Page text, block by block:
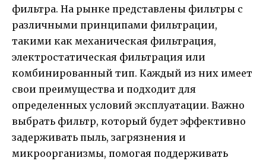
фильтра. На рынке представлены фильтры с
различными принципами фильтрации,
такими как механическая фильтрация,
электростатическая фильтрация или
комбинированный тип. Каждый из них имеет
свои преимущества и подходит для
определенных условий эксплуатации. Важно
выбрать фильтр, который будет эффективно
задерживать пыль, загрязнения и
микроорганизмы, помогая поддерживать